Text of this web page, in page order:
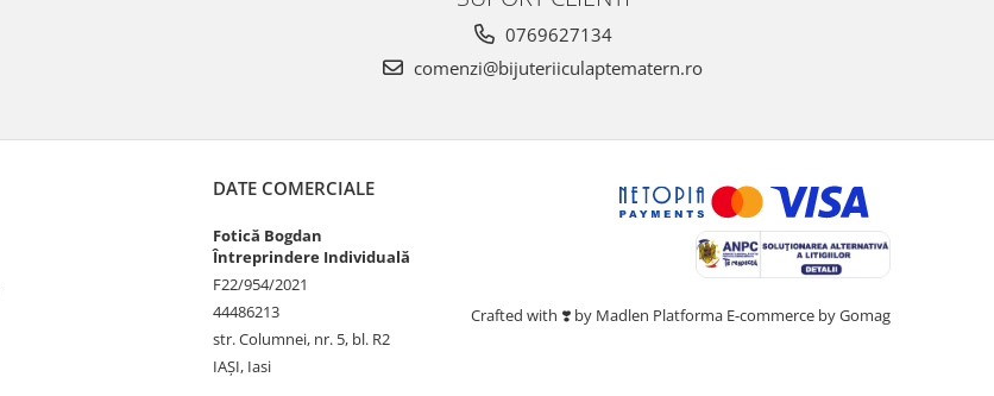
0769627134
comenzi@bijuteriiculaptematern.ro
DATE COMERCIALE
Fotică Bogdan
Întreprindere Individuală
F22/954/2021
44486213
str. Columnei, nr. 5, bl. R2
IAŞI, Iasi
Crafted with ❣️ by Madlen Platforma E-commerce by Gomag